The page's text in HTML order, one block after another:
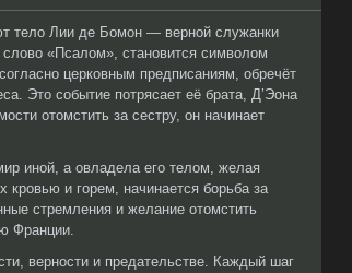
тело Лии де Бомон — верной служанки
«Псалом», становится символом
церковным предписаниям, обречёт
Это событие потрясает её брата, Д’Эона
отомстить за сестру, он начинает
иной, а овладела его телом, желая
и горем, начинается борьба за
стремления и желание отомстить
Франции.
верности и предательстве. Каждый шаг